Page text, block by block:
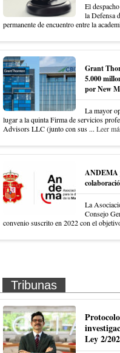
El
la Defensa
permanente de encuentro entre la
Grant
5.000
por New
La mayor
lugar a la quinta Firma de servicios
Advisors LLC (junto con sus ... Leer
ANDEMA
La
Consejo
convenio suscrito en 2022 con el
Tribunas
Ley 2/